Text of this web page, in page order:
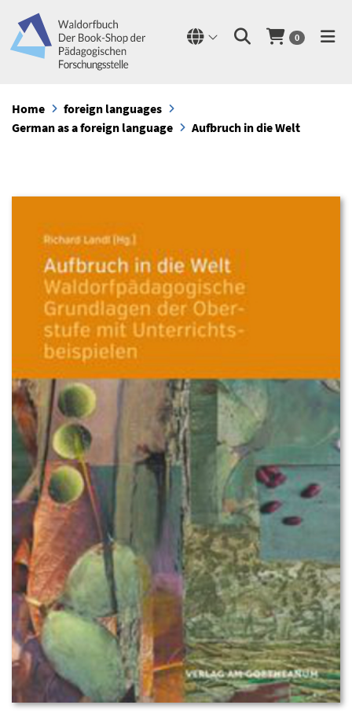
0
Home
foreign languages
German as a foreign language
Aufbruch in die Welt